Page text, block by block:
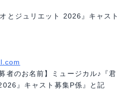
とジュリエット 2026』キャスト
者のお名前】ミュージカル♪『君
』キャスト募集P係』と記